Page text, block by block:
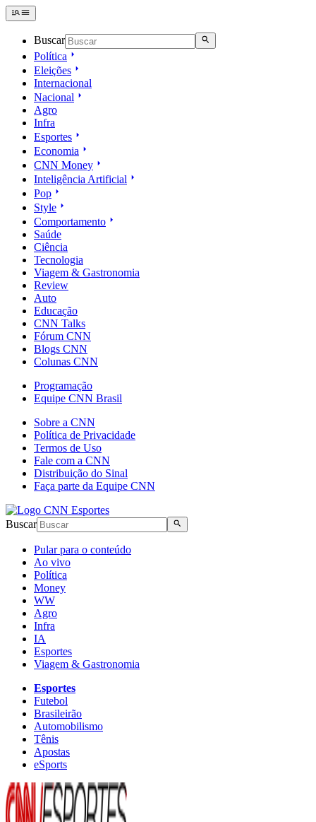
Buscar
Política
Eleições
Internacional
Nacional
Agro
Infra
Esportes
Economia
CNN Money
Inteligência Artificial
Pop
Style
Comportamento
Saúde
Ciência
Tecnologia
Viagem & Gastronomia
Review
Auto
Educação
CNN Talks
Fórum CNN
Blogs CNN
Colunas CNN
Programação
Equipe CNN Brasil
Sobre a CNN
Política de Privacidade
Termos de Uso
Fale com a CNN
Distribuição do Sinal
Faça parte da Equipe CNN
Buscar
Pular para o conteúdo
Ao vivo
Política
Money
WW
Agro
Infra
IA
Esportes
Viagem & Gastronomia
Esportes
Futebol
Brasileirão
Automobilismo
Tênis
Apostas
eSports